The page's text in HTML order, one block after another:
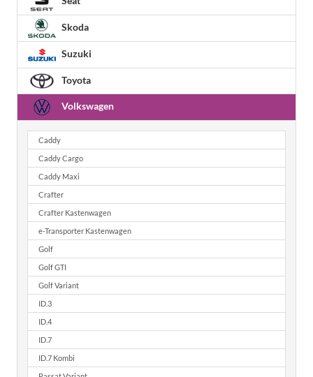
Skoda
Suzuki
Toyota
Volkswagen
Caddy
Caddy Cargo
Caddy Maxi
Crafter
Crafter Kastenwagen
e-Transporter Kastenwagen
Golf
Golf GTI
Golf Variant
ID.3
ID.4
ID.7
ID.7 Kombi